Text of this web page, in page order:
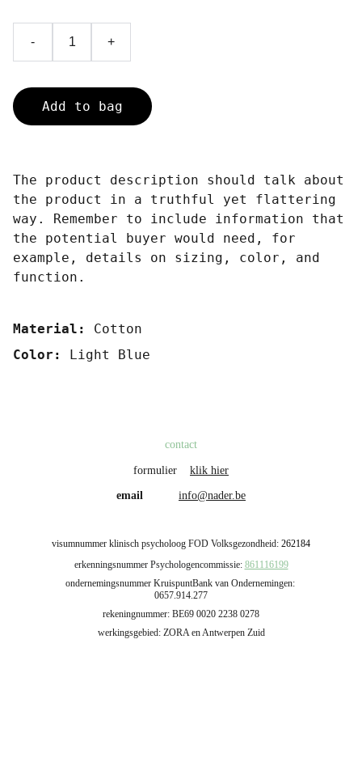
- +
Add to bag
The product description should talk about
the product in a truthful yet flattering
way. Remember to include information that
the potential buyer would need, for
example, details on sizing, color, and
function.
Material: Cotton
Color:
Light Blue
contact
formulier klik hier
email info@nader.be
visumnummer klinisch psycholoog FOD Volksgezondheid: 262184
erkenningsnummer Psychologencommissie: 861116199
ondernemingsnummer KruispuntBank van Ondernemingen:
0657.914.277
rekeningnummer: BE69 0020 2238 0278
werkingsgebied: ZORA en Antwerpen Zuid